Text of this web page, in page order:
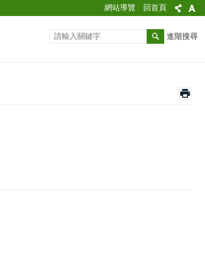
網站導覽 回首頁
進階搜尋